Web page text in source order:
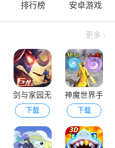
排行榜 安卓游戏
更多
剑与家园无
敌版
下载
神魔世界手
机版
下载